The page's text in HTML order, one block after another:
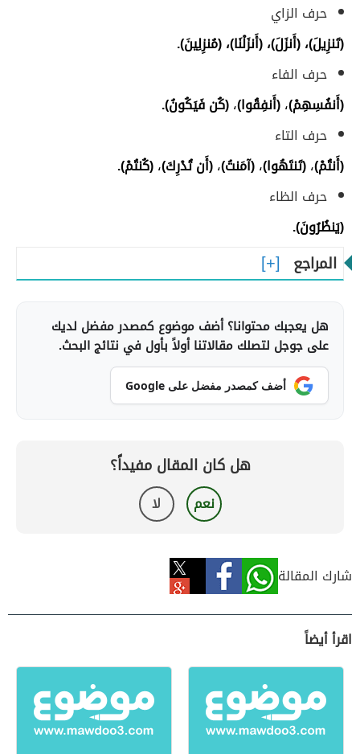
حرف الزاي
(تَنزِيلَ)، (أَنزَلَ)، (أَنزَلْنَا)، (مُنزِلِينَ).
حرف الفاء
(أَنفُسِهِمْ)،(أَنفِقُوا)،(كُن فَيَكُونُ).
حرف التاء
(أَنتُمْ)،(تَنتَهُوا)،(آمَنتُ)،(أَن تُدْرِكَ)،(كُنتُمْ).
حرف الظاء
(يَنظُرُونَ).
المراجع
هل يعجبك محتوانا؟ أضف موضوع كمصدر مفضل لديك
على جوجل لتصلك مقالاتنا أولاً بأول في نتائج البحث.
أضف كمصدر مفضل على Google
هل كان المقال مفيداً؟
نعم لا
شارك المقالة
اقرأ أيضاً